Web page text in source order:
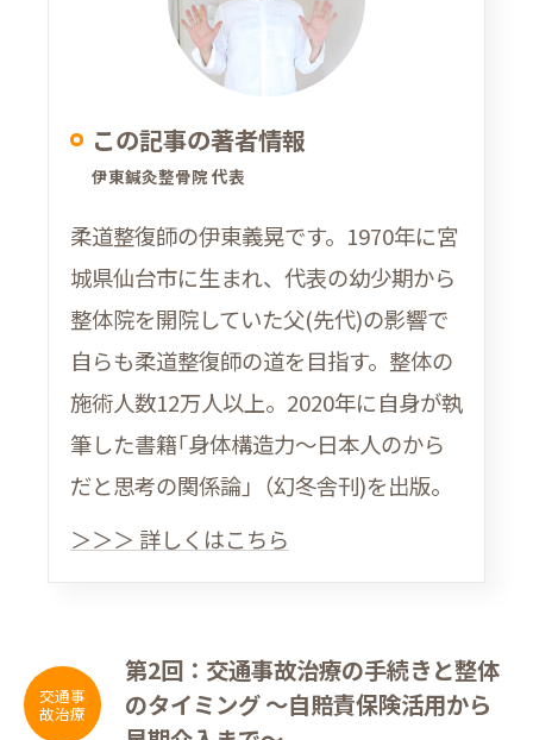
この記事の著者情報
伊東鍼灸整骨院 代表
柔道整復師の伊東義晃です。1970年に宮
城県仙台市に生まれ、代表の幼少期から
整体院を開院していた父(先代)の影響で
自らも柔道整復師の道を目指す。整体の
施術人数12万人以上。2020年に自身が執
筆した書籍｢身体構造力〜日本人のから
だと思考の関係論｣（幻冬舎刊)を出版。
＞＞＞ 詳しくはこちら
第2回：交通事故治療の手続きと整体
のタイミング ～自賠責保険活用から
交通事
故治療